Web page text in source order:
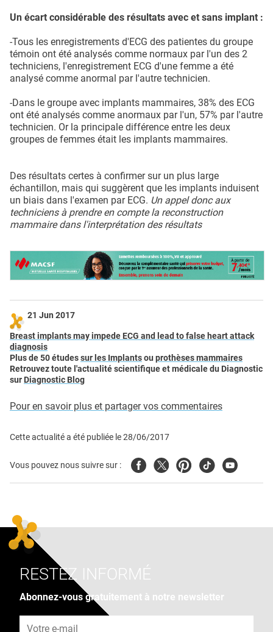
Un écart considérable des résultats avec et sans implant :
-Tous les enregistrements d'ECG des patientes du groupe
témoin ont été analysés comme normaux par l'un des 2
techniciens, l'enregistrement ECG d'une femme a été
analysé comme anormal par l'autre technicien.
-Dans le groupe avec implants mammaires, 38% des ECG
ont été analysés comme anormaux par l'un, 57% par l'autre
technicien. Or la principale différence entre les deux
groupes de femmes était les implants mammaires.
Des résultats certes à confirmer sur un plus large
échantillon, mais qui suggèrent que les implants induisent
un biais dans l'examen par ECG. Un appel donc aux
techniciens à prendre en compte la reconstruction
mammaire dans l'interprétation des résultats
21 Jun 2017
Breast implants may impede ECG and lead to false heart attack
diagnosis
Plus de 50 étudessur les Implantsou prothèses mammaires
Retrouvez toute l'actualité scientifique et médicale du Diagnostic
sur Diagnostic Blog
Pour en savoir plus et partager vos commentaires
Cette actualité a été publiée le28/06/2017
Vous pouvez nous suivre sur : FacebookTwitterPinterest
TiktokYoutube
RESTEZ INFORMÉ
Abonnez-vous gratuitement à notre newsletter